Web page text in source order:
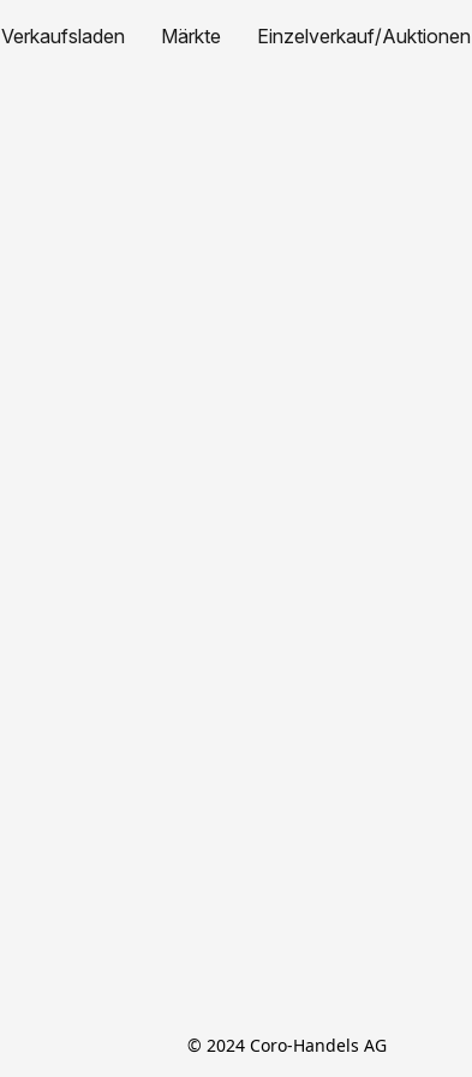
Verkaufsladen Märkte Einzelverkauf/Auktionen
© 2024 Coro-Handels AG